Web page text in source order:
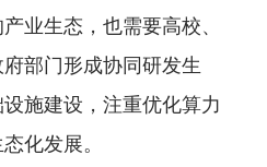
业生态，也需要高校、
部门形成协同研发生
施建设，注重优化算力
化发展。